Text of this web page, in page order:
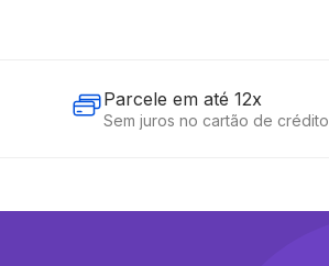
Parcele em até 12x
Sem juros no cartão de crédito